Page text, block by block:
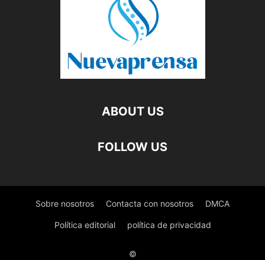
ABOUT US
FOLLOW US
Sobre nosotros Contacta con nosotros DMCA
Política editorial política de privacidad
©